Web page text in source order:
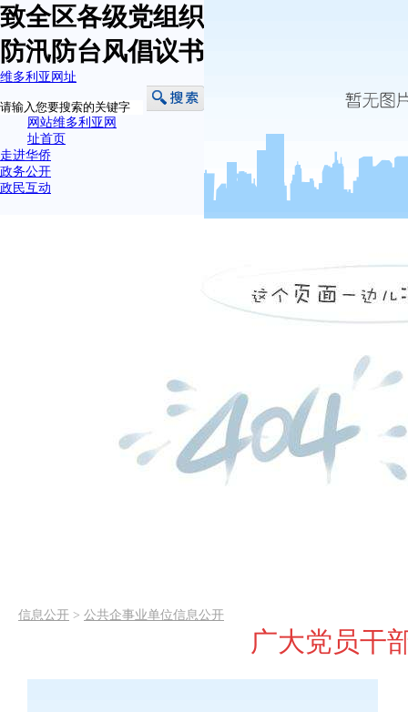
致全区各级党组织和广大党员干部的
防汛防台风倡议书-维多利亚网址
维多利亚网址
网站维多利亚网
址首页
走进华侨
政务公开
政民互动
信息公开 > 公共企事业单位信息公开
广大党员干